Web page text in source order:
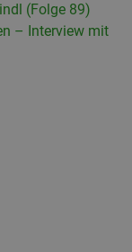
(Folge 89)
– Interview mit